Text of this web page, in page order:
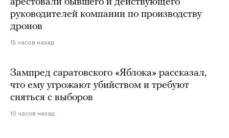
руководителей компании по производству
дронов
15 часов назад
Зампред саратовского «Яблока» рассказал,
что ему угрожают убийством и требуют
сняться с выборов
10 часов назад